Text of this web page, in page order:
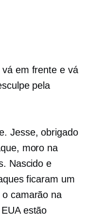
em frente e vá
pela
Jesse, obrigado
moro na
Nascido e
ficaram um
camarão na
estão